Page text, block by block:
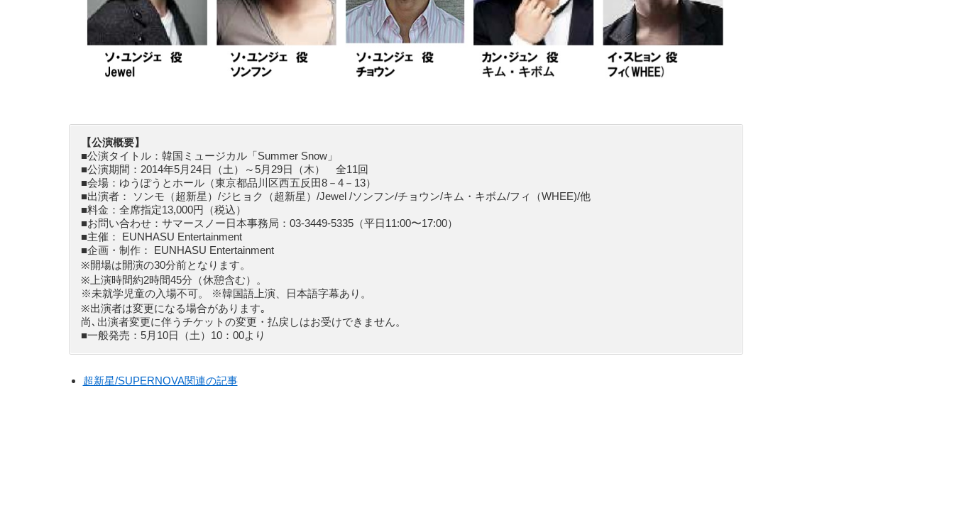
【公演概要】
■公演タイトル：韓国ミュージカル「Summer Snow」
■公演期間：2014年5月24日（土）～5月29日（木） 全11回
■会場：ゆうぽうとホール（東京都品川区西五反田8－4－13）
■出演者： ソンモ（超新星）/ジヒョク（超新星）/Jewel /ソンフン/チョウン/キム・キボム/フィ（WHEE)/他
■料金：全席指定13,000円（税込）
■お問い合わせ：サマースノー日本事務局：03-3449-5335（平日11:00〜17:00）
■主催： EUNHASU Entertainment
■企画・制作： EUNHASU Entertainment
※開場は開演の30分前となります。
※上演時間約2時間45分（休憩含む）。
※未就学児童の入場不可。 ※韓国語上演、日本語字幕あり。
※出演者は変更になる場合があります｡
尚､出演者変更に伴うチケットの変更・払戻しはお受けできません。
■一般発売：5月10日（土）10：00より
超新星/SUPERNOVA関連の記事